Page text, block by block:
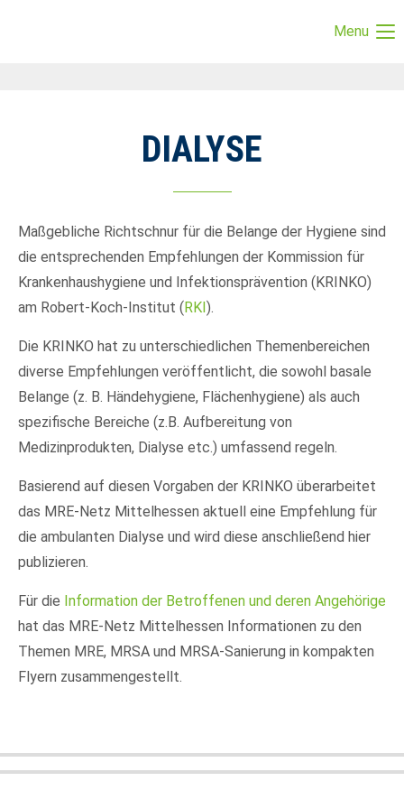
Anmelden
Register|Lost your password?
Support
Lorem ipsum dolor sit amet:
24h/ 365days
We offer support for our customers
Get in touch
Cybersteel Inc.
376-293 City Road, Suite 600
Have any questions?
Menu
DIALYSE
Maßgebliche Richtschnur für die Belange der Hygiene sind
die entsprechenden Empfehlungen der Kommission für
Krankenhaushygiene und Infektionsprävention (KRINKO)
am Robert-Koch-Institut (RKI).
Die KRINKO hat zu unterschiedlichen Themenbereichen
diverse Empfehlungen veröffentlicht, die sowohl basale
Belange (z. B. Händehygiene, Flächenhygiene) als auch
spezifische Bereiche (z.B. Aufbereitung von
Medizinprodukten, Dialyse etc.) umfassend regeln.
Basierend auf diesen Vorgaben der KRINKO überarbeitet
das MRE-Netz Mittelhessen aktuell eine Empfehlung für
die ambulanten Dialyse und wird diese anschließend hier
publizieren.
Für die Information der Betroffenen und deren Angehörige
hat das MRE-Netz Mittelhessen Informationen zu den
Themen MRE, MRSA und MRSA-Sanierung in kompakten
Flyern zusammengestellt.